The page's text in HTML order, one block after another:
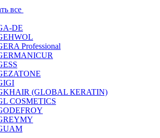
все
DE
Professional
(GLOBAL КЕRATIN)
COSMETICS